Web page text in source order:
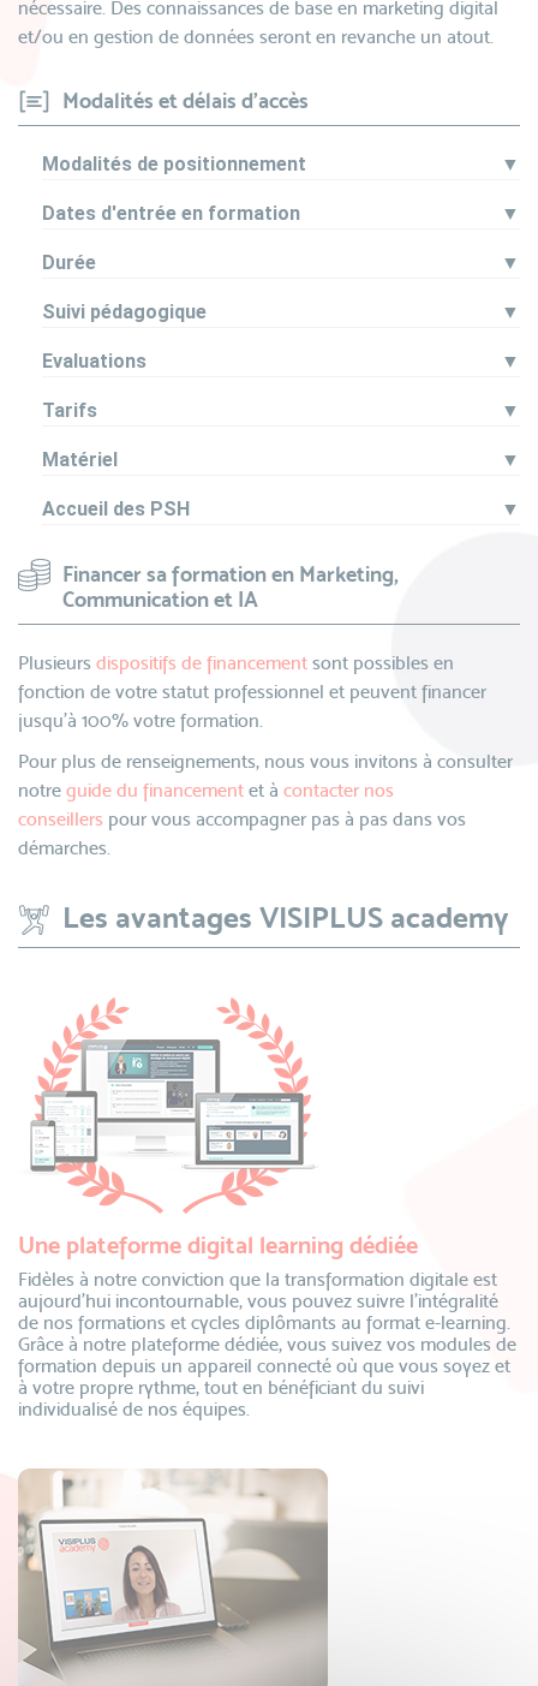
nécessaire. Des connaissances de base en marketing digital
et/ou en gestion de données seront en revanche un atout.
Modalités et délais d'accès
Modalités de positionnement ▼
Dates d'entrée en formation ▼
Durée ▼
Suivi pédagogique ▼
Evaluations ▼
Tarifs ▼
Matériel ▼
Accueil des PSH ▼
Financer sa formation en Marketing,
Communication et IA
Plusieurs dispositifs de financement sont possibles en
fonction de votre statut professionnel et peuvent financer
jusqu’à 100% votre formation.
Pour plus de renseignements, nous vous invitons à consulter
notre guide du financement et à contacter nos
conseillers pour vous accompagner pas à pas dans vos
démarches.
Les avantages VISIPLUS academy
Une plateforme digital learning dédiée
Fidèles à notre conviction que la transformation digitale est
aujourd’hui incontournable, vous pouvez suivre l’intégralité
de nos formations et cycles diplômants au format e-learning.
Grâce à notre plateforme dédiée, vous suivez vos modules de
formation depuis un appareil connecté où que vous soyez et
à votre propre rythme, tout en bénéficiant du suivi
individualisé de nos équipes.